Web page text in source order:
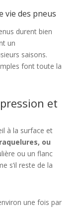
vie des pneus
durent bien
un
saisons.
font toute la
et
à la surface et
ou
ou un flanc
s’il reste de la
une fois par